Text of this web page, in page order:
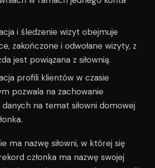
i śledzenie wizyt obejmuje
zakończone i odwołane wizyty, z
jest powiązana z siłownią.
profili klientów w czasie
pozwala na zachowanie
na temat siłowni domowej
ma nazwę siłowni, w której się
członka ma nazwę swojej